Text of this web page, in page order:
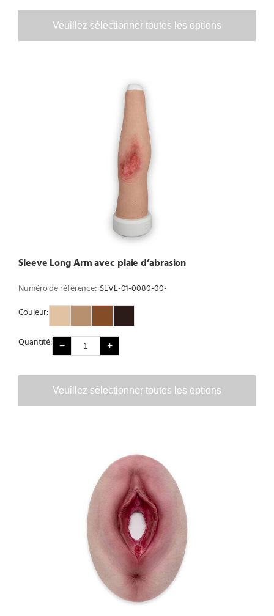
Veuillez sélectionner toutes les options
Sleeve Long Arm avec plaie d’abrasion
Numéro de référence: SLVL-01-0080-00-
Couleur:
Quantité: − +
Veuillez sélectionner toutes les options